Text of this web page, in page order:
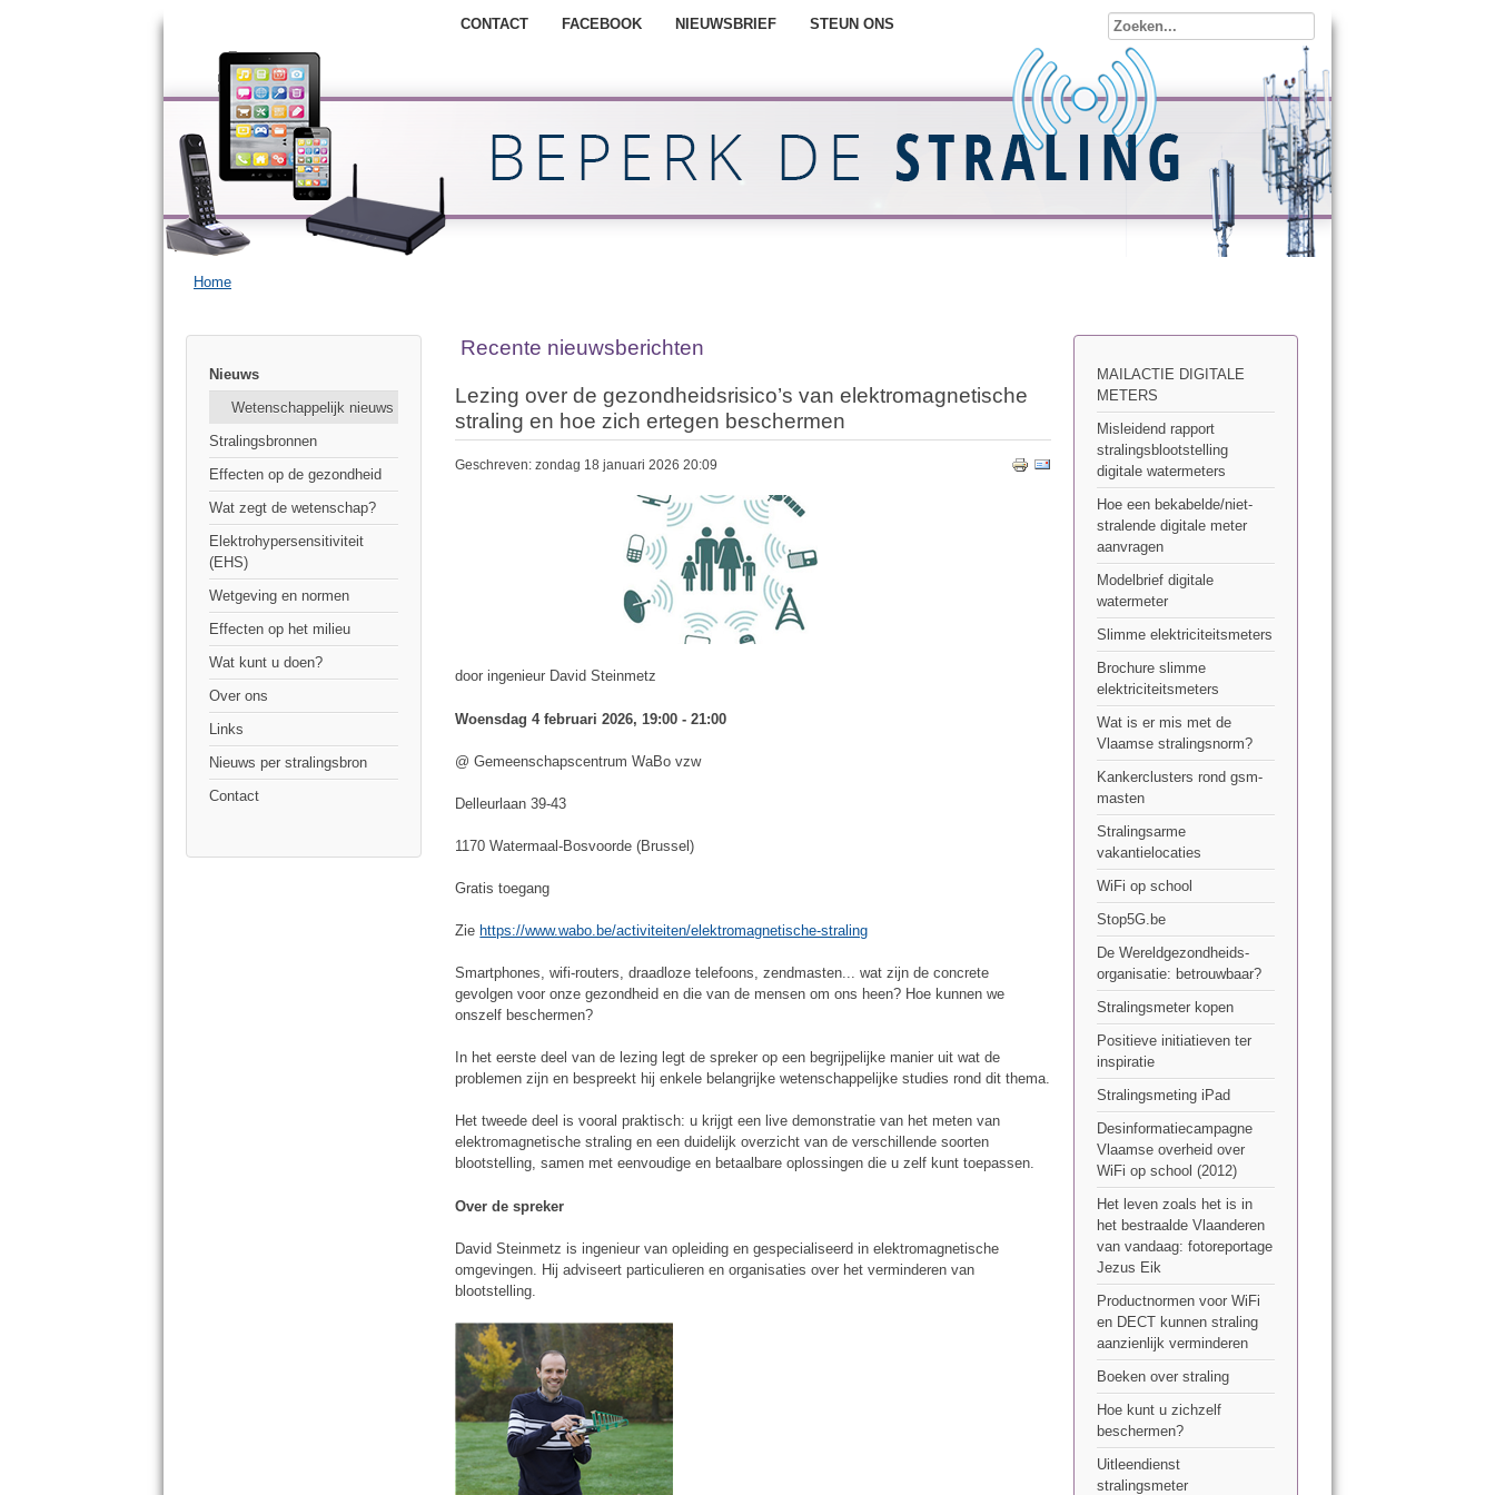
CONTACT FACEBOOK NIEUWSBRIEF STEUN ONS
Home
Nieuws
Wetenschappelijk nieuws
Stralingsbronnen
Effecten op de gezondheid
Wat zegt de wetenschap?
Elektrohypersensitiviteit
(EHS)
Wetgeving en normen
Effecten op het milieu
Wat kunt u doen?
Over ons
Links
Nieuws per stralingsbron
Contact
Recente nieuwsberichten
Lezing over de gezondheidsrisico’s van elektromagnetische
straling en hoe zich ertegen beschermen
Geschreven: zondag 18 januari 2026 20:09
door ingenieur David Steinmetz
Woensdag 4 februari 2026, 19:00 - 21:00
@ Gemeenschapscentrum WaBo vzw
Delleurlaan 39-43
1170 Watermaal-Bosvoorde (Brussel)
Gratis toegang
Zie https://www.wabo.be/activiteiten/elektromagnetische-straling
Smartphones, wifi-routers, draadloze telefoons, zendmasten... wat zijn de concrete
gevolgen voor onze gezondheid en die van de mensen om ons heen? Hoe kunnen we
onszelf beschermen?
In het eerste deel van de lezing legt de spreker op een begrijpelijke manier uit wat de
problemen zijn en bespreekt hij enkele belangrijke wetenschappelijke studies rond dit thema.
Het tweede deel is vooral praktisch: u krijgt een live demonstratie van het meten van
elektromagnetische straling en een duidelijk overzicht van de verschillende soorten
blootstelling, samen met eenvoudige en betaalbare oplossingen die u zelf kunt toepassen.
Over de spreker
David Steinmetz is ingenieur van opleiding en gespecialiseerd in elektromagnetische
omgevingen. Hij adviseert particulieren en organisaties over het verminderen van
blootstelling.
MAILACTIE DIGITALE
METERS
Misleidend rapport
stralingsblootstelling
digitale watermeters
Hoe een bekabelde/niet-
stralende digitale meter
aanvragen
Modelbrief digitale
watermeter
Slimme elektriciteitsmeters
Brochure slimme
elektriciteitsmeters
Wat is er mis met de
Vlaamse stralingsnorm?
Kankerclusters rond gsm-
masten
Stralingsarme
vakantielocaties
WiFi op school
Stop5G.be
De Wereldgezondheids-
organisatie: betrouwbaar?
Stralingsmeter kopen
Positieve initiatieven ter
inspiratie
Stralingsmeting iPad
Desinformatiecampagne
Vlaamse overheid over
WiFi op school (2012)
Het leven zoals het is in
het bestraalde Vlaanderen
van vandaag: fotoreportage
Jezus Eik
Productnormen voor WiFi
en DECT kunnen straling
aanzienlijk verminderen
Boeken over straling
Hoe kunt u zichzelf
beschermen?
Uitleendienst
stralingsmeter